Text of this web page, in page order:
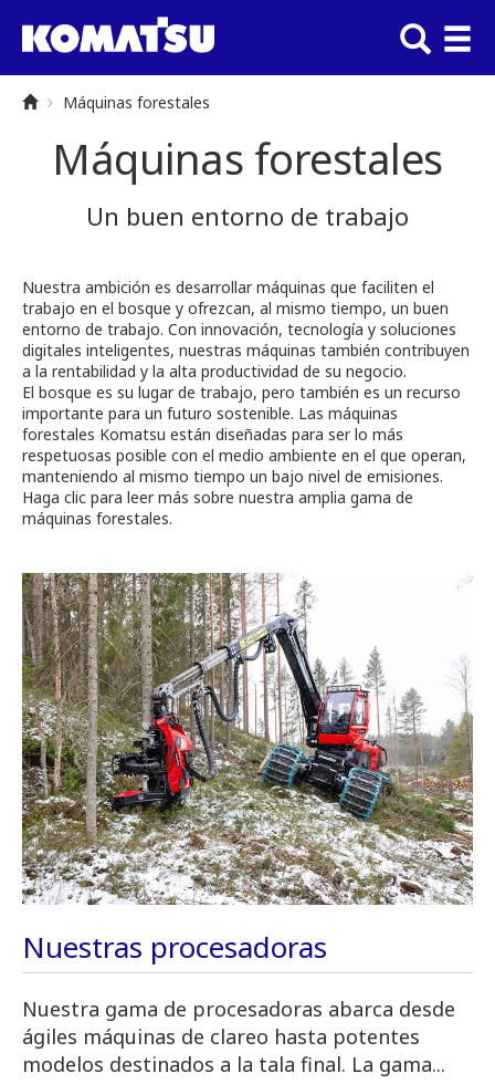
Máquinas forestales
Máquinas forestales
Un buen entorno de trabajo
Nuestra ambición es desarrollar máquinas que faciliten el
trabajo en el bosque y ofrezcan, al mismo tiempo, un buen
entorno de trabajo. Con innovación, tecnología y soluciones
digitales inteligentes, nuestras máquinas también contribuyen
a la rentabilidad y la alta productividad de su negocio.
El bosque es su lugar de trabajo, pero también es un recurso
importante para un futuro sostenible. Las máquinas
forestales Komatsu están diseñadas para ser lo más
respetuosas posible con el medio ambiente en el que operan,
manteniendo al mismo tiempo un bajo nivel de emisiones.
Haga clic para leer más sobre nuestra amplia gama de
máquinas forestales.
Nuestras procesadoras
Nuestra gama de procesadoras abarca desde
ágiles máquinas de clareo hasta potentes
modelos destinados a la tala final. La gama...